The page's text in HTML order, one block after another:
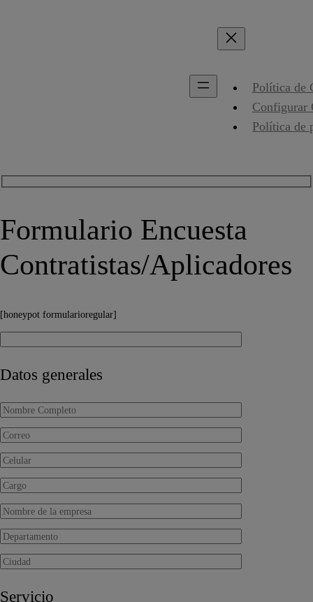
Política de
Configurar
Política de
Formulario Encuesta
Contratistas/Aplicadores
[honeypot formularioregular]
Datos generales
Servicio